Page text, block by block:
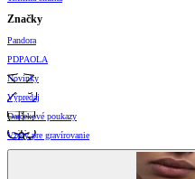
Značky
Pandora
PDPAOLA
Novinky
Výpredaj
Darčekové poukazy
Vzory pre gravírovanie